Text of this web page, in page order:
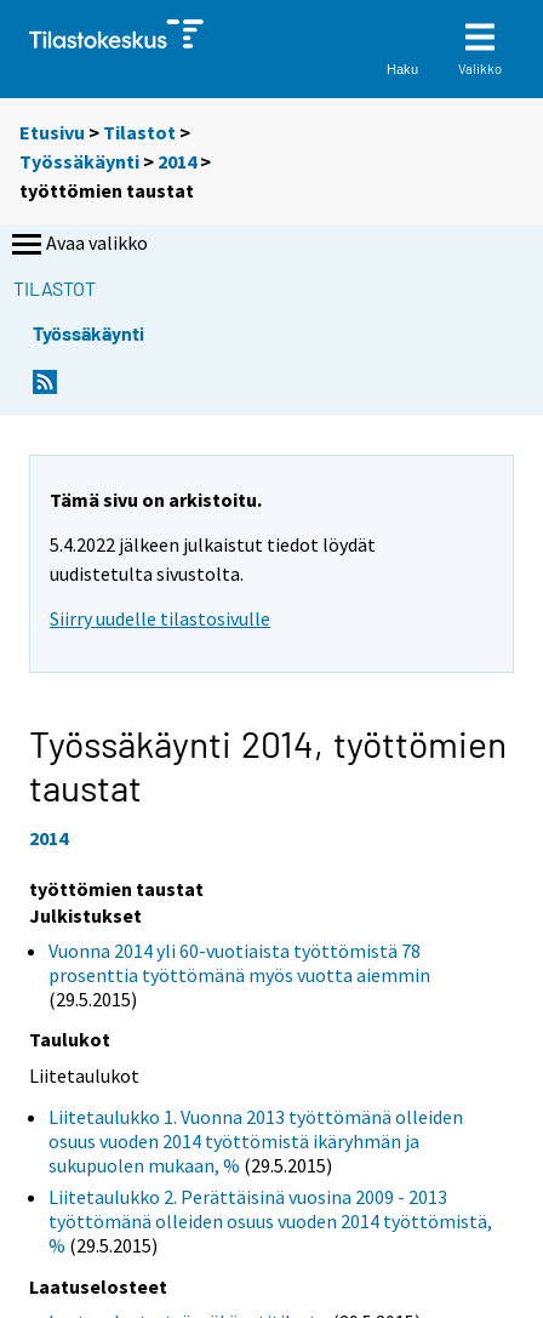
Haku Valikko
Etusivu > Tilastot >
Työssäkäynti > 2014>
työttömien taustat
Avaa valikko
TILASTOT
Työssäkäynti
Tämä sivu on arkistoitu.
5.4.2022 jälkeen julkaistut tiedot löydät
uudistetulta sivustolta.
Siirry uudelle tilastosivulle
Työssäkäynti 2014, työttömien
taustat
2014
työttömien taustat
Julkistukset
Vuonna 2014 yli 60-vuotiaista työttömistä 78
prosenttia työttömänä myös vuotta aiemmin
(29.5.2015)
Taulukot
Liitetaulukot
Liitetaulukko 1. Vuonna 2013 työttömänä olleiden
osuus vuoden 2014 työttömistä ikäryhmän ja
sukupuolen mukaan, % (29.5.2015)
Liitetaulukko 2. Perättäisinä vuosina 2009 - 2013
työttömänä olleiden osuus vuoden 2014 työttömistä,
% (29.5.2015)
Laatuselosteet